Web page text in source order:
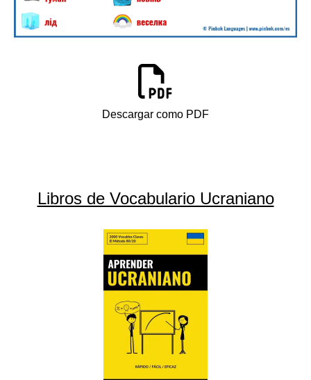
Descargar como PDF
Libros de Vocabulario Ucraniano